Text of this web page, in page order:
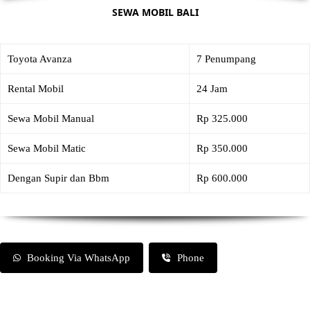
SEWA MOBIL BALI
Toyota Avanza 7 Penumpang
Rental Mobil 24 Jam
Sewa Mobil Manual Rp 325.000
Sewa Mobil Matic Rp 350.000
Dengan Supir dan Bbm Rp 600.000
Booking Via WhatsApp Phone